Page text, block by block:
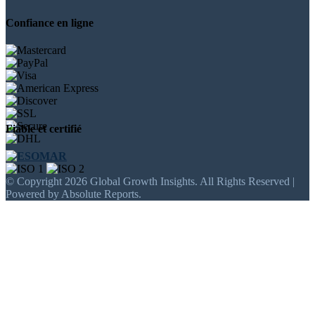
Confiance en ligne
Fiable et certifié
© Copyright 2026 Global Growth Insights. All Rights Reserved |
Powered by Absolute Reports.